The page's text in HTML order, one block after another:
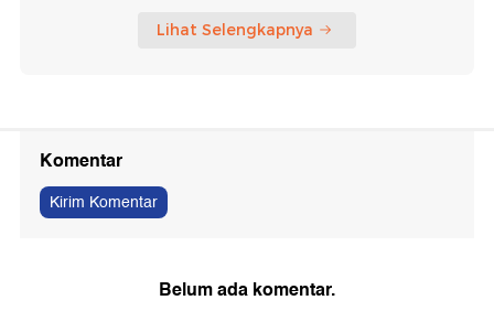
Lihat Selengkapnya
Komentar
Kirim Komentar
Belum ada komentar.